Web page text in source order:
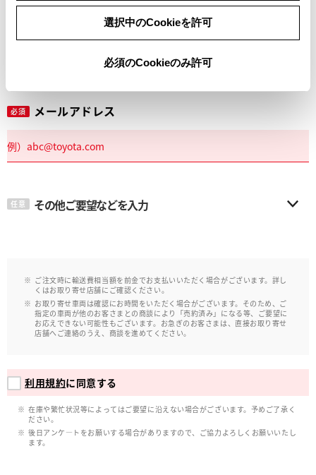
選択中のCookieを許可
必須のCookieのみ許可
必須 メールアドレス
任意 その他ご要望などを入力
ご注文時に輸送費相当額を前金でお支払いいただく場合がございます。詳し
くはお取り寄せ店舗にご確認ください。
お取り寄せ車両は確認にお時間をいただく場合がございます。そのため、ご
指定の車両が他のお客さまとの商談により「売約済み」になる等、ご要望に
お応えできない可能性もございます。お急ぎのお客さまは、直接お取り寄せ
店舗へご連絡のうえ、商談を進めてください。
利用規約に同意する
在庫や繁忙状況等によってはご要望に沿えない場合がございます。予めご了承く
ださい。
後日アンケ―トをお願いする場合がありますので、ご協力よろしくお願いいたし
ます。